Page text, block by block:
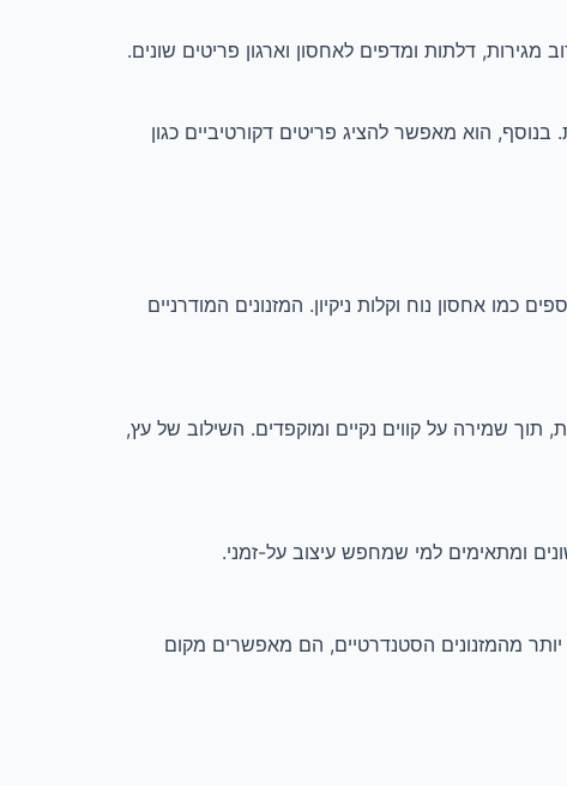
דלתות ומדפים לאחסון וארגון פריטים שונים.
הוא מאפשר להציג פריטים דקורטיביים כגון
כמו אחסון נוח וקלות ניקיון. המזנונים המודרניים
תוך שמירה על קווים נקיים ומוקפדים. השילוב של עץ,
ומתאימים למי שמחפש עיצוב על-זמני.
מהמזנונים הסטנדרטיים, הם מאפשרים מקום